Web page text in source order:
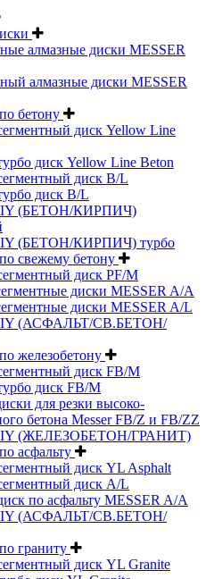
алмазные диски MESSER
алмазные диски MESSER
бетону
диск Yellow Line
диск Yellow Line Beton
диск B/L
диск B/L
(БЕТОН/КИРПИЧ)
(БЕТОН/КИРПИЧ) турбо
свежему бетону
диск PF/M
диски MESSER A/A
диски MESSER A/L
(АСФАЛЬТ/СВ.БЕТОН/
железобетону
диск FB/M
диск FB/M
для резки высоко-
бетона Messer FB/Z и FB/ZZ
(ЖЕЛЕЗОБЕТОН/ГРАНИТ)
асфальту
диск YL Asphalt
диск A/L
по асфальту MESSER A/A
(АСФАЛЬТ/СВ.БЕТОН/
граниту
диск YL Granite